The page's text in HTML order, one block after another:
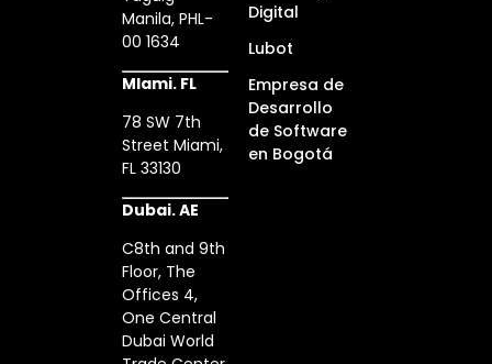
Manila, PHL-
00 1634
MIami. FL
78 SW 7th
Street Miami,
FL 33130
Dubai. AE
C8th and 9th
Floor, The
Offices 4,
One Central
Dubai World
Digital
Lubot
Empresa de
Desarrollo
de Software
en Bogotá